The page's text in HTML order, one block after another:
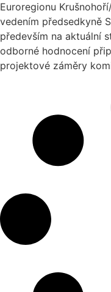
Euroregionu
vedením předsedkyně
především na aktuální
odborné hodnocení
projektové záměry